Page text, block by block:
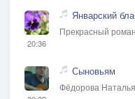
20:36
Январский
Прекрасный
Сыновьям
Фёдорова